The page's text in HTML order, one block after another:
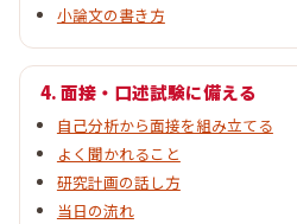
小論文の書き方
4. 面接・口述試験に備える
自己分析から面接を組み立てる
よく聞かれること
研究計画の話し方
当日の流れ